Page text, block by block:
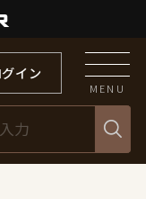
グイン
MENU